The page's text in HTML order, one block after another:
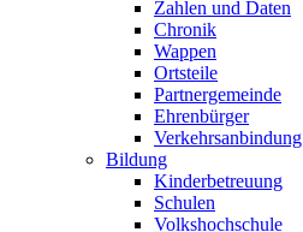
Zahlen und Daten
Chronik
Wappen
Ortsteile
Partnergemeinde
Ehrenbürger
Verkehrsanbindung
Bildung
Kinderbetreuung
Schulen
Volkshochschule